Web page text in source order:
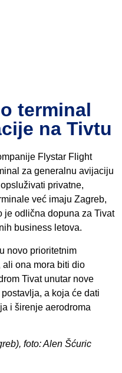
terminal
na Tivtu
Flystar Flight
za generalnu avijaciju
privatne,
već imaju Zagreb,
je odlična dopuna za Tivat
business letova.
novo prioritetnim
ona mora biti dio
Tivat unutar nove
a koja će dati
i širenje aerodroma
foto: Alen Šćuric